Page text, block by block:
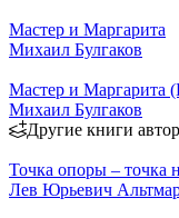
Мастер и Маргарита
Михаил Булгаков
Мастер и Маргарита
Михаил Булгаков
Другие книги
Точка опоры – точка
Лев Юрьевич